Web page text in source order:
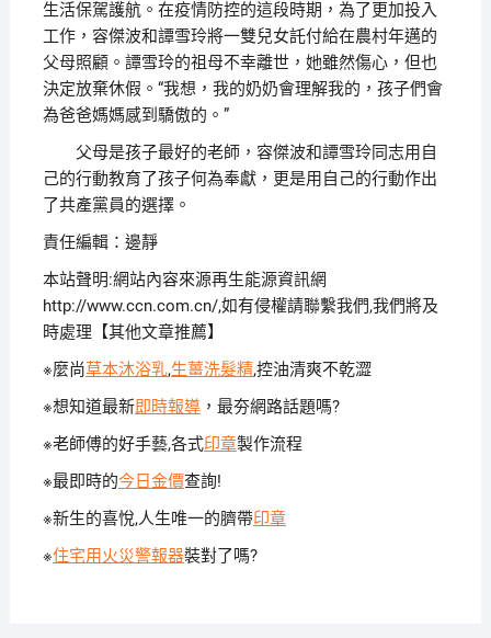
生活保駕護航。在疫情防控的這段時期，為了更加投入
工作，容傑波和譚雪玲將一雙兒女託付給在農村年邁的
父母照顧。譚雪玲的祖母不幸離世，她雖然傷心，但也
決定放棄休假。“我想，我的奶奶會理解我的，孩子們會
為爸爸媽媽感到驕傲的。”
父母是孩子最好的老師，容傑波和譚雪玲同志用自
己的行動教育了孩子何為奉獻，更是用自己的行動作出
了共產黨員的選擇。
責任編輯：邊靜
本站聲明:網站內容來源再生能源資訊網
http://www.ccn.com.cn/,如有侵權請聯繫我們,我們將及
時處理【其他文章推薦】
※麼尚草本沐浴乳,生薑洗髮精,控油清爽不乾澀
※想知道最新即時報導，最夯網路話題嗎?
※老師傅的好手藝,各式印章製作流程
※最即時的今日金價查詢!
※新生的喜悅,人生唯一的臍帶印章
※住宅用火災警報器裝對了嗎?